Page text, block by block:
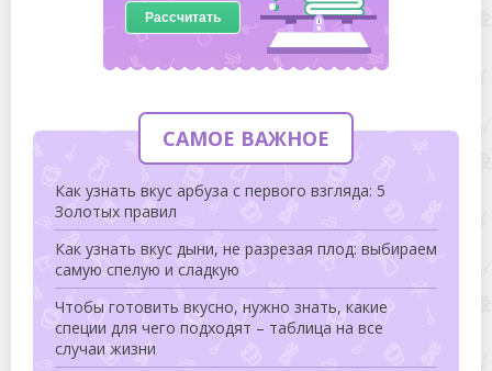
Рассчитать
САМОЕ ВАЖНОЕ
Как узнать вкус арбуза с первого взгляда: 5
Золотых правил
Как узнать вкус дыни, не разрезая плод: выбираем
самую спелую и сладкую
Чтобы готовить вкусно, нужно знать, какие
специи для чего подходят – таблица на все
случаи жизни